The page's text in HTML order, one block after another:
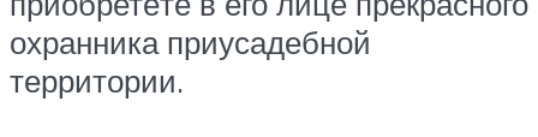
охранника приусадебной
территории.